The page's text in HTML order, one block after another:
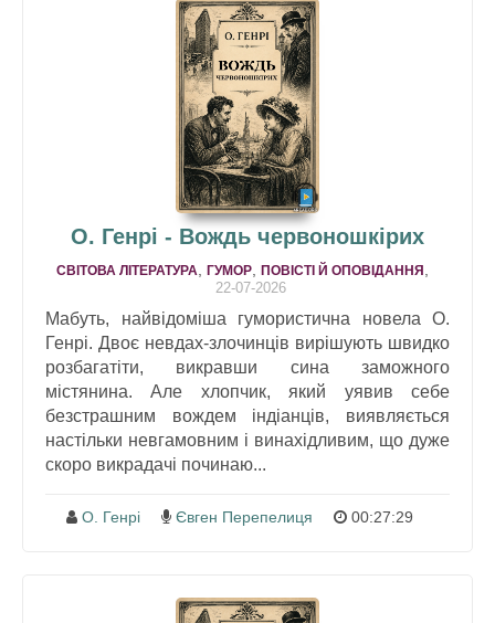
О. Генрі - Вождь червоношкірих
СВІТОВА ЛІТЕРАТУРА ГУМОР, ПОВІСТІ Й ОПОВІДАННЯ
22-07-2026
Мабуть, найвідоміша гумористична новела О.
Генрі. Двоє невдах-злочинців вирішують швидко
розбагатіти, викравши сина заможного
містянина. Але хлопчик, який уявив себе
безстрашним вождем індіанців, виявляється
настільки невгамовним і винахідливим, що дуже
скоро викрадачі починаю...
О. Генрі Євген Перепелиця 00:27:29